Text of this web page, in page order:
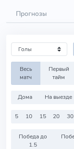
Прогнозы
Весь
матч
Первый
тайм
Дома На выезде
5 10 15 20 30
Победа до
1.5